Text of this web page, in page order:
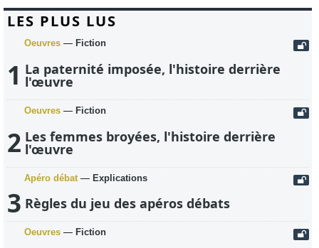
LES PLUS LUS
Oeuvres — Fiction
1 La paternité imposée, l'histoire derrière
l'œuvre
Oeuvres — Fiction
2 Les femmes broyées, l'histoire derrière
l'œuvre
Apéro débat — Explications
3 Règles du jeu des apéros débats
Oeuvres — Fiction